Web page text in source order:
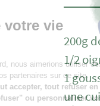
200g
1/2
1
une